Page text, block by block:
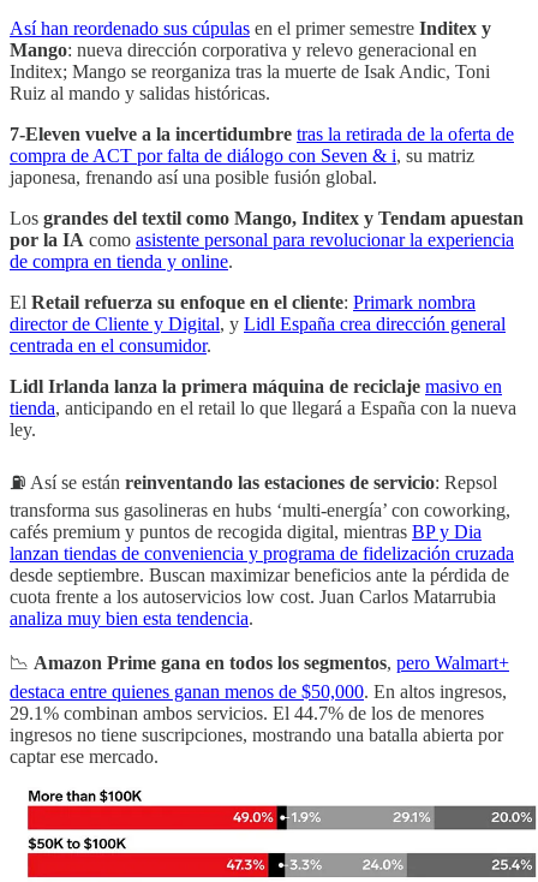
Así han reordenado sus cúpulas en el primer semestre Inditex y
Mango: nueva dirección corporativa y relevo generacional en
Inditex; Mango se reorganiza tras la muerte de Isak Andic, Toni
Ruiz al mando y salidas históricas.
7-Eleven vuelve a la incertidumbre tras la retirada de la oferta de
compra de ACT por falta de diálogo con Seven & i, su matriz
japonesa, frenando así una posible fusión global.
Los grandes del textil como Mango, Inditex y Tendam apuestan
por la IA como asistente personal para revolucionar la experiencia
de compra en tienda y online.
El Retail refuerza su enfoque en el cliente: Primark nombra
director de Cliente y Digital, y Lidl España crea dirección general
centrada en el consumidor.
Lidl Irlanda lanza la primera máquina de reciclaje masivo en
tienda, anticipando en el retail lo que llegará a España con la nueva
ley.
⛽️ Así se están reinventando las estaciones de servicio: Repsol
transforma sus gasolineras en hubs ‘multi‑energía’ con coworking,
cafés premium y puntos de recogida digital, mientras BP y Dia
lanzan tiendas de conveniencia y programa de fidelización cruzada
desde septiembre. Buscan maximizar beneficios ante la pérdida de
cuota frente a los autoservicios low cost. Juan Carlos Matarrubia
analiza muy bien esta tendencia.
📉 Amazon Prime gana en todos los segmentos, pero Walmart+
destaca entre quienes ganan menos de $50,000. En altos ingresos,
29.1% combinan ambos servicios. El 44.7% de los de menores
ingresos no tiene suscripciones, mostrando una batalla abierta por
captar ese mercado.